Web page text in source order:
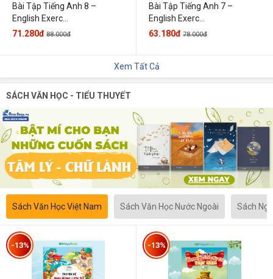
Bài Tập Tiếng Anh 8 –
English Exerc...
71.280đ 88.000đ
Bài Tập Tiếng Anh 7 –
English Exerc...
63.180đ 78.000đ
Xem Tất Cả
SÁCH VĂN HỌC - TIỂU THUYẾT
Sách Văn Học Việt Nam Sách Văn Học Nước Ngoài Sách
-13% -13%